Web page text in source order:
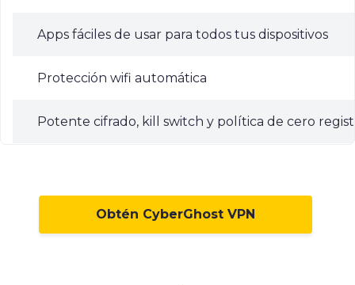
Apps fáciles de usar para todos tus dispositivos
Protección wifi automática
Potente cifrado, kill switch y política de cero
Obtén CyberGhost VPN